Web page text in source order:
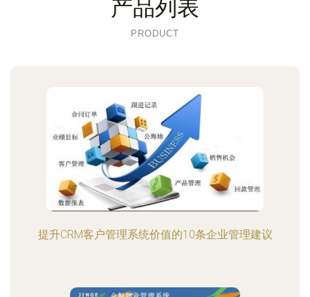
产品列表
PRODUCT
提升CRM客户管理系统价值的10条企业管理建议